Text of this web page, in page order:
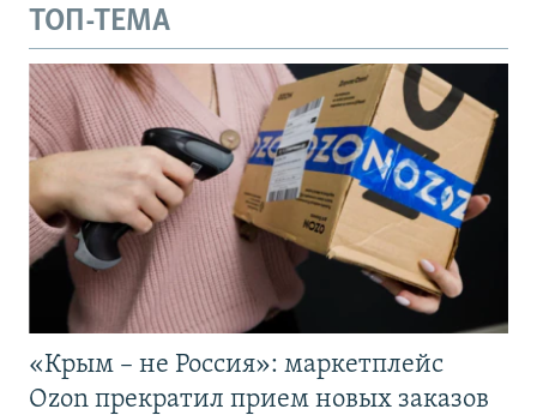
ТОП-ТЕМА
«Крым – не Россия»: маркетплейс
Ozon прекратил прием новых заказов